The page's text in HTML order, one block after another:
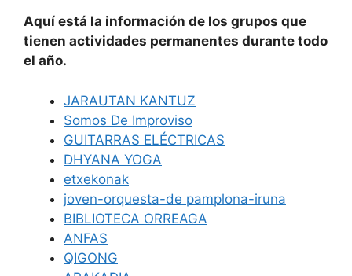
Aquí está la información de los grupos que
tienen actividades permanentes durante todo
el año.
JARAUTAN KANTUZ
Somos De Improviso
GUITARRAS ELÉCTRICAS
DHYANA YOGA
etxekonak
joven-orquesta-de pamplona-iruna
BIBLIOTECA ORREAGA
ANFAS
QIGONG